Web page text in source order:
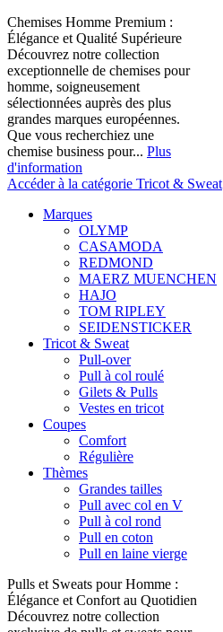
Chemises Homme Premium :
Élégance et Qualité Supérieure
Découvrez notre collection
exceptionnelle de chemises pour
homme, soigneusement
sélectionnées auprès des plus
grandes marques européennes.
Que vous recherchiez une
chemise business pour... Plus
d'information
Accéder à la catégorie Tricot & Sweat
Marques
OLYMP
CASAMODA
REDMOND
MAERZ MUENCHEN
HAJO
TOM RIPLEY
SEIDENSTICKER
Tricot & Sweat
Pull-over
Pull à col roulé
Gilets & Pulls
Vestes en tricot
Coupes
Comfort
Régulière
Thèmes
Grandes tailles
Pull avec col en V
Pull à col rond
Pull en coton
Pull en laine vierge
Pulls et Sweats pour Homme :
Élégance et Confort au Quotidien
Découvrez notre collection